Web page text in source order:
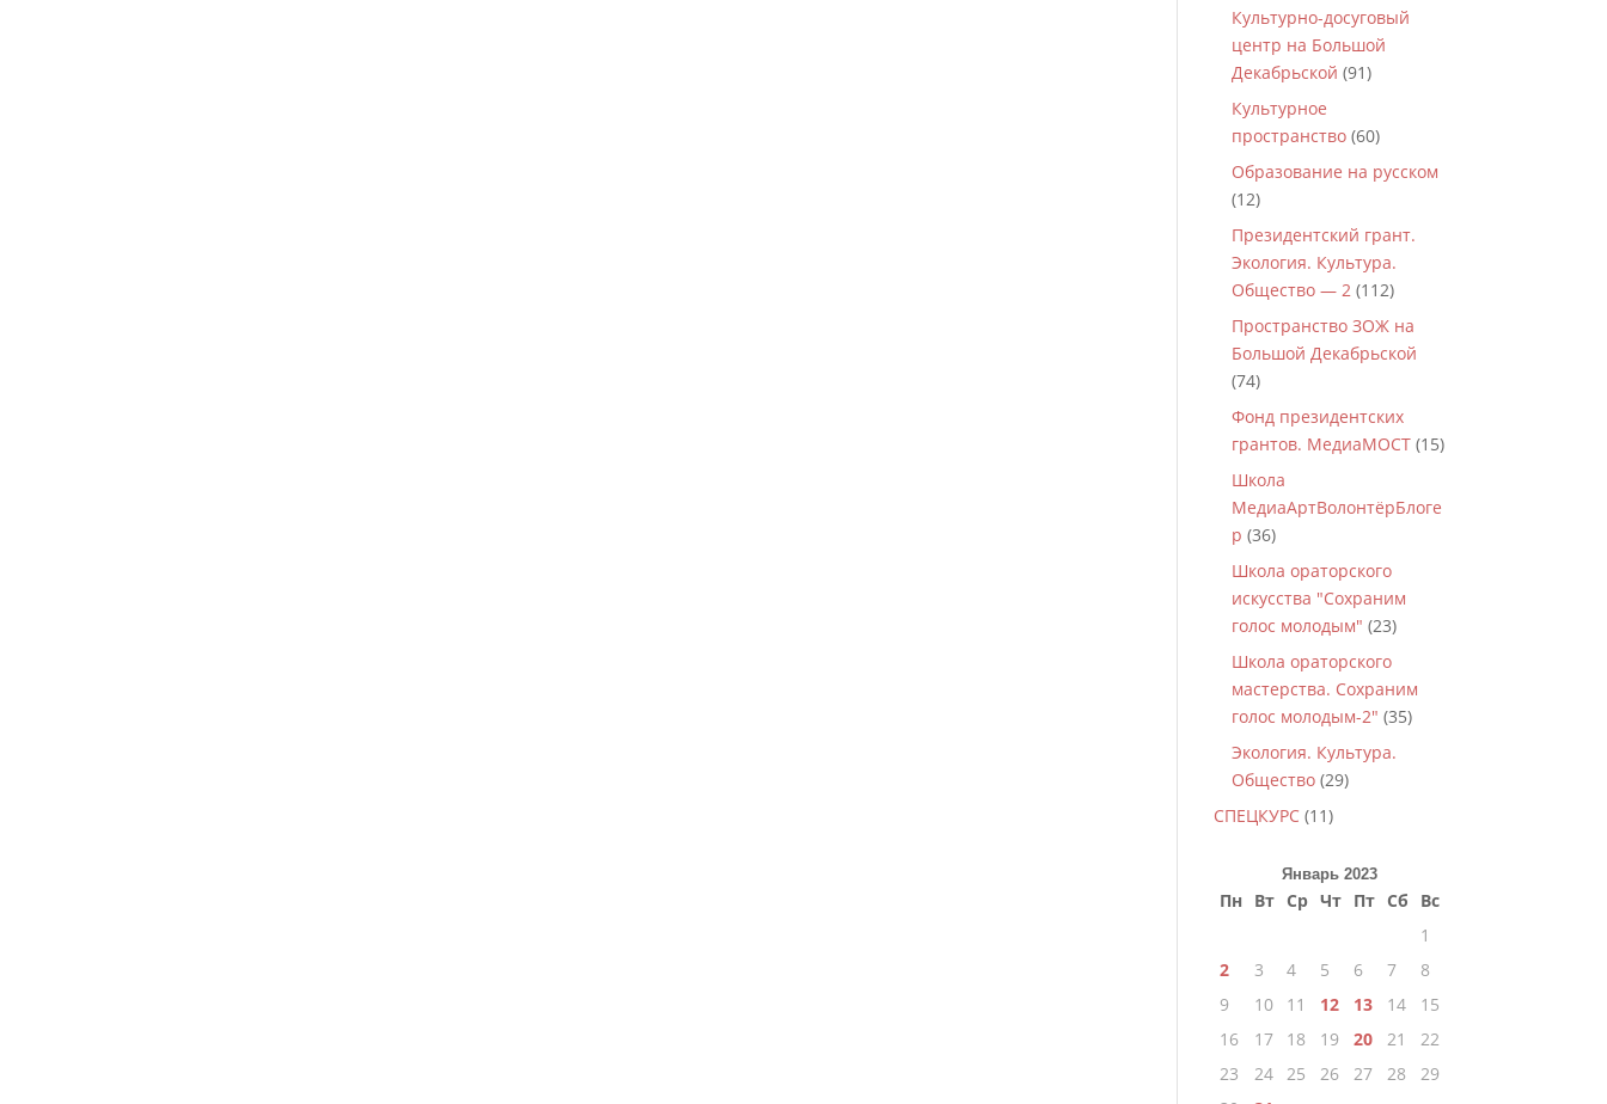
Культурно-досуговый
центр на Большой
Декабрьской (91)
Культурное
пространство (60)
Образование на русском
(12)
Президентский грант.
Экология. Культура.
Общество — 2 (112)
Пространство ЗОЖ на
Большой Декабрьской
(74)
Фонд президентских
грантов. МедиаМОСТ (15)
Школа
МедиаАртВолонтёрБлоге
р (36)
Школа ораторского
искусства "Сохраним
голос молодым" (23)
Школа ораторского
мастерства. Сохраним
голос молодым-2" (35)
Экология. Культура.
Общество (29)
СПЕЦКУРС (11)
Январь 2023
Пн Вт Ср Чт Пт Сб
Вс
1
2
3 4 5 6 7
8
9
10 11 12 13 14
15
16
17 18 19 20 21
22
23
24 25 26 27 28
29